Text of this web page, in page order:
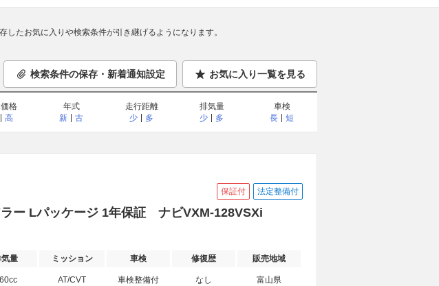
たお気に入りや検索条件が引き継げるようになります。
検索条件の保存・新着通知設定 お気に入り一覧を見る
格
高
年式
新
古
走行距離
少
多
排気量
少
多
車検
長
短
保証付 法定整備付
ラー Lパッケージ 1年保証 ナビVXM-128VSXi
量 ミッション 車検 修復歴 販売地域
AT/CVT 車検整備付 なし 富山県